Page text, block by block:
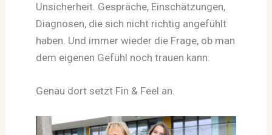
Unsicherheit. Gespräche, Einschätzungen,
Diagnosen, die sich nicht richtig angefühlt
haben. Und immer wieder die Frage, ob man
dem eigenen Gefühl noch trauen kann.
Genau dort setzt Fin & Feel an.